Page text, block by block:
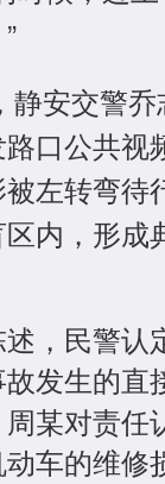
静安交警
口公共
左转弯
内，形成
，民警
发生的直
某对责
车的维修